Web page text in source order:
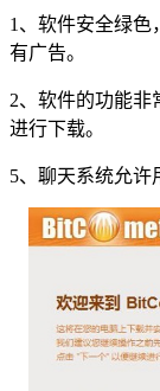
1、软件安全绿色
有广告。
2、软件的功能非
进行下载。
5、聊天系统允许